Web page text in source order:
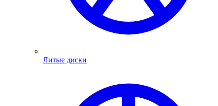
Литые диски